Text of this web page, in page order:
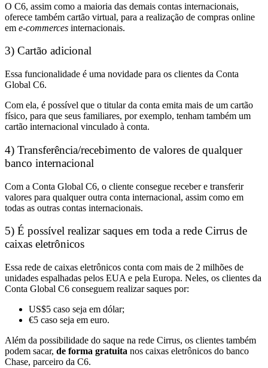
O C6, assim como a maioria das demais contas internacionais,
oferece também cartão virtual, para a realização de compras online
em e-commerces internacionais.
3) Cartão adicional
Essa funcionalidade é uma novidade para os clientes da Conta
Global C6.
Com ela, é possível que o titular da conta emita mais de um cartão
físico, para que seus familiares, por exemplo, tenham também um
cartão internacional vinculado à conta.
4) Transferência/recebimento de valores de qualquer
banco internacional
Com a Conta Global C6, o cliente consegue receber e transferir
valores para qualquer outra conta internacional, assim como em
todas as outras contas internacionais.
5) É possível realizar saques em toda a rede Cirrus de
caixas eletrônicos
Essa rede de caixas eletrônicos conta com mais de 2 milhões de
unidades espalhadas pelos EUA e pela Europa. Neles, os clientes da
Conta Global C6 conseguem realizar saques por:
US$5 caso seja em dólar;
€5 caso seja em euro.
Além da possibilidade do saque na rede Cirrus, os clientes também
podem sacar, de forma gratuita nos caixas eletrônicos do banco
Chase, parceiro da C6.